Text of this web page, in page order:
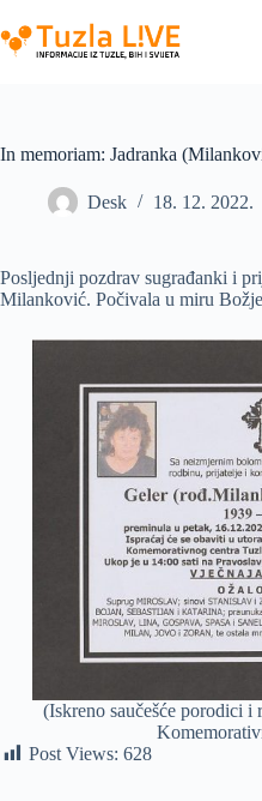
to
content
In memoriam: Jadranka
Desk 18. 12. 2022.
Posljednji pozdrav sugrađanki i
Milanković. Počivala u miru
(Iskreno saučešće porodici
Post Views: 628